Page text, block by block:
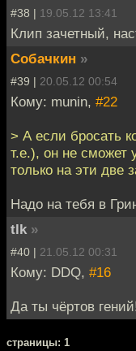
#38 | 19.05.12 13:41
Клип зачетный,
Собачкин »
#39 | 20.05.12 00:54
Кому: munin, #22
> А если бросать
т.е.), он не сможет
только на эти две
Надо на тебя в
tlk »
#40 | 21.05.12 00:31
Кому: DDQ, #16
Да ты чёртов
cтраницы: 1